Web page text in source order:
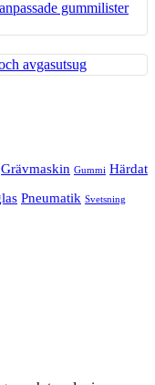
Grävmaskin Gummi Härdat
Pneumatik Svetsning